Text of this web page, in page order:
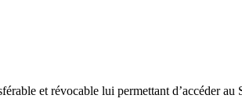
et révocable lui permettant d’accéder